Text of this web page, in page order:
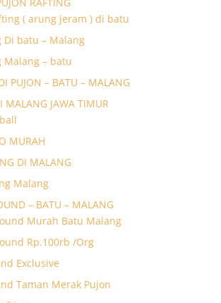
( arung jeram ) di batu
Di batu – Malang
Malang – batu
PUJON – BATU – MALANG
MALANG JAWA TIMUR
MURAH
DI MALANG
Malang
– BATU – MALANG
Murah Batu Malang
Rp.100rb /Org
Exclusive
Taman Merak Pujon